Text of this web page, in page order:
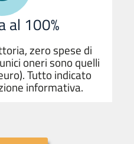
al 100%
zero spese di
oneri sono quelli
Tutto indicato
informativa.